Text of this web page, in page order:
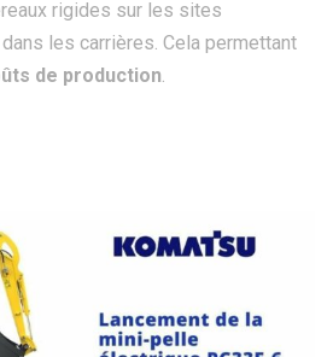
rigides sur les sites
les carrières. Cela permettant
de production